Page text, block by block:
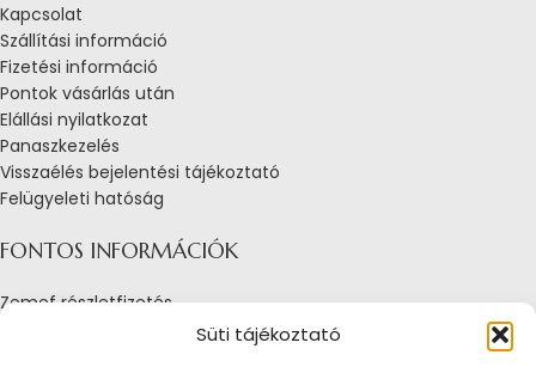
Süti tájékoztató
Kapcsolat
Szállítási információ
Fizetési információ
Pontok vásárlás után
Elállási nyilatkozat
Panaszkezelés
Visszaélés bejelentési tájékoztató
Felügyeleti hatóság
FONTOS INFORMÁCIÓK
Zemef részletfizetés
Adatkezelési tájékoztató